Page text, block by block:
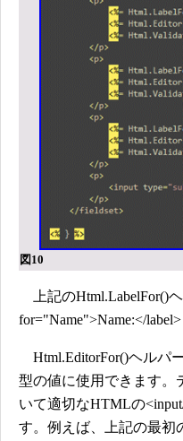
図10
上記のHtml.LabelFor()
for="Name">Name:</
Html.EditorFor()ヘルパ
型の値に使用できます。
いて適切なHTMLの
す。例えば、上記の最初